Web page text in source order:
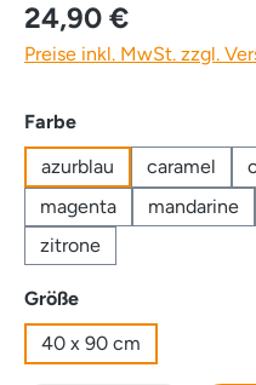
24,90 €
Preise inkl. MwSt. zzgl.
Farbeauswählen
azurblau
caramel
magenta
mandarine
zitrone
Größeauswählen
40 x 90 cm